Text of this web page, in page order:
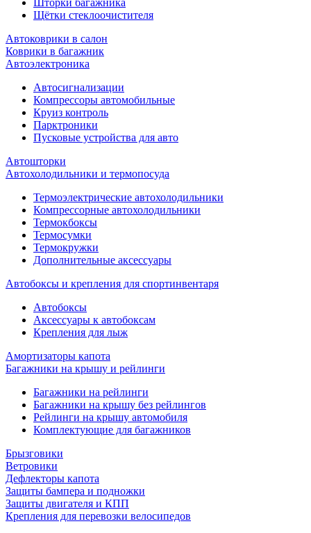
Шторки багажника
Щётки стеклоочистителя
Автоковрики в салон
Коврики в багажник
Автоэлектроника
Автосигнализации
Компрессоры автомобильные
Круиз контроль
Парктроники
Пусковые устройства для авто
Автошторки
Автохолодильники и термопосуда
Термоэлектрические автохолодильники
Компрессорные автохолодильники
Термокбоксы
Термосумки
Термокружки
Дополнительные аксессуары
Автобоксы и крепления для спортинвентаря
Автобоксы
Аксессуары к автобоксам
Крепления для лыж
Амортизаторы капота
Багажники на крышу и рейлинги
Багажники на рейлинги
Багажники на крышу без рейлингов
Рейлинги на крышу автомобиля
Комплектующие для багажников
Брызговики
Ветровики
Дефлекторы капота
Защиты бампера и подножки
Защиты двигателя и КПП
Крепления для перевозки велосипедов